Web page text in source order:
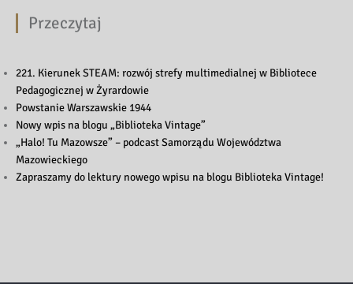
Przeczytaj
221. Kierunek STEAM: rozwój strefy multimedialnej w Bibliotece
Pedagogicznej w Żyrardowie
Powstanie Warszawskie 1944
Nowy wpis na blogu „Biblioteka Vintage”
„Halo! Tu Mazowsze” – podcast Samorządu Województwa
Mazowieckiego
Zapraszamy do lektury nowego wpisu na blogu Biblioteka Vintage!